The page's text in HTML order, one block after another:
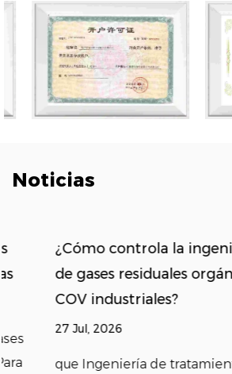
Noticias
¿Cómo controla la ingeniería
de gases residuales orgánicos
COV industriales?
27 Jul, 2026
que Ingeniería de tratamiento de